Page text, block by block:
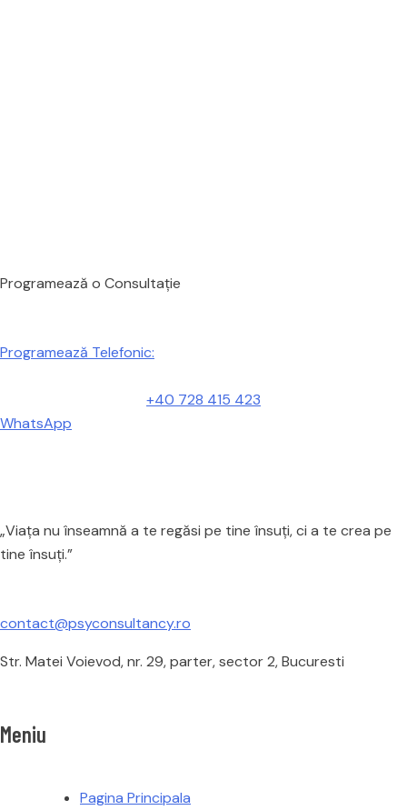
Programează o Consultație
Programează Telefonic:
+40 728 415 423
WhatsApp
„Viața nu înseamnă a te regăsi pe tine însuți, ci a te crea pe
tine însuți.”
contact@psyconsultancy.ro
Str. Matei Voievod, nr. 29, parter, sector 2, Bucuresti
Meniu
Pagina Principala